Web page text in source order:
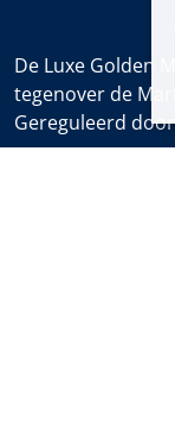
De Luxe Golden
tegenover de
Gereguleerd